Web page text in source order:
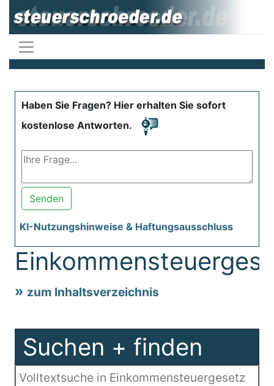
Haben Sie Fragen? Hier erhalten Sie sofort
kostenlose Antworten.
Senden
KI-Nutzungshinweise & Haftungsausschluss
zum Inhaltsverzeichnis
Suchen + finden